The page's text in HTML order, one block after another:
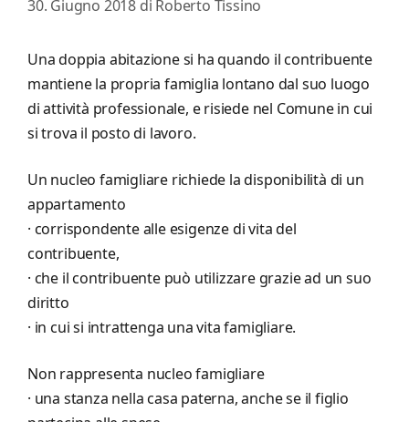
30. Giugno 2018 di Roberto Tissino
Una doppia abitazione si ha quando il contribuente
mantiene la propria famiglia lontano dal suo luogo
di attività professionale, e risiede nel Comune in cui
si trova il posto di lavoro.
Un nucleo famigliare richiede la disponibilità di un
appartamento
· corrispondente alle esigenze di vita del
contribuente,
· che il contribuente può utilizzare grazie ad un suo
diritto
· in cui si intrattenga una vita famigliare.
Non rappresenta nucleo famigliare
· una stanza nella casa paterna, anche se il figlio